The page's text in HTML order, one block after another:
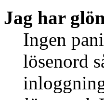
Jag har
Ingen
lösenord